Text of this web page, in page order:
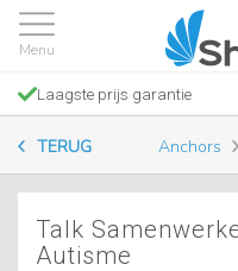
Laagste prijs garantie
TERUG Anchors
Talk
Autisme